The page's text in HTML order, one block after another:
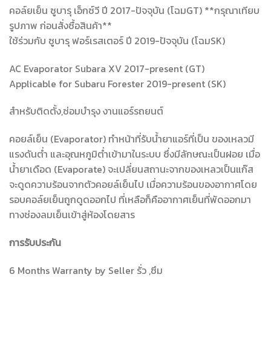
คอล์ยเย็น ซูบารุ เอ็กซ์วี ปี 2017-ปัจจุบัน (โฉมGT) **กรุณาเทียบ
รูปภาพ ก่อนสั่งซื้อสินค้า**
ใช้ร่วมกับ ซูบารุ ฟอร์เรสเตอร์ ปี 2019-ปัจจุบัน (โฉมSK)
AC Evaporator Subara XV 2017-present (GT)
Applicable for Subaru Forester 2019-present (SK)
สำหรับติดตั้ง,ซ่อมบำรุง งานแอร์รถยนต์
คอยล์เย็น (Evaporator) ทำหน้าที่รับน้ำยาแอร์ที่เป็น ของเหลวมี
แรงดันต่ำ และอุณหภูมิต่ำเข้ามาในระบบ ซึ่งมีลักษณะเป็นฝอย เมื่อ
น้ำยาเดือด (Evaporate) จะเปลี่ยนสถานะจากของเหลวเป็นแก๊ส
จะดูดความร้อนจากตัวคอยล์เย็นไป เมื่อความร้อนของอากาศโดย
รอบคอล์ยเย็นถูกดูดออกไป ที่เหลือก็คืออากาศเย็นที่พัดออกมา
ทางช่องลมเย็นเข้าสู่ห้องโดยสาร
การรับประกัน
6 Months Warranty by Seller รั่ว ,ซึม